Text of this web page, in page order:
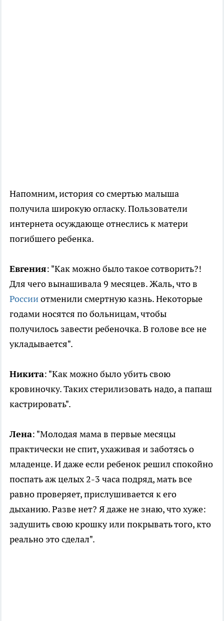
Напомним, история со смертью малыша
получила широкую огласку. Пользователи
интернета осуждающе отнеслись к матери
погибшего ребенка.
Евгения: "Как можно было такое сотворить?!
Для чего вынашивала 9 месяцев. Жаль, что в
Россииотменили смертную казнь. Некоторые
годами носятся по больницам, чтобы
получилось завести ребеночка. В голове все не
укладывается".
Никита: "Как можно было убить свою
кровиночку. Таких стерилизовать надо, а папаш
кастрировать".
Лена: "Молодая мама в первые месяцы
практически не спит, ухаживая и заботясь о
младенце. И даже если ребенок решил спокойно
поспать аж целых 2-3 часа подряд, мать все
равно проверяет, прислушивается к его
дыханию. Разве нет? Я даже не знаю, что хуже:
задушить свою крошку или покрывать того, кто
реально это сделал".